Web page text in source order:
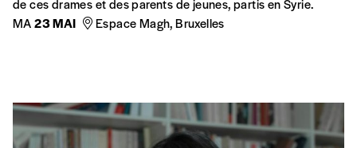
MA23 MAI Espace Magh, Bruxelles